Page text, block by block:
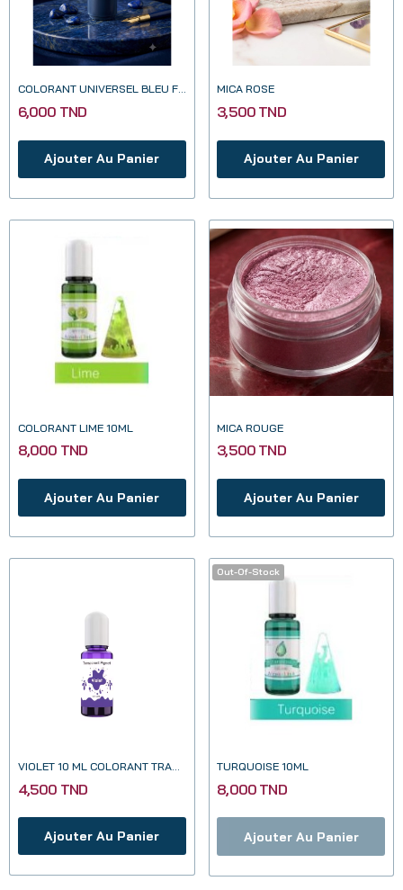
COLORANT UNIVERSEL BLEU FONCÉ 20ML
6,000 TND
Ajouter Au Panier
MICA ROSE
3,500 TND
Ajouter Au Panier
COLORANT LIME 10ML
8,000 TND
Ajouter Au Panier
MICA ROUGE
3,500 TND
Ajouter Au Panier
VIOLET 10 ML COLORANT TRANSPARENT POUR RESINE...
4,500 TND
Ajouter Au Panier
Out-Of-Stock
TURQUOISE 10ML
8,000 TND
Ajouter Au Panier